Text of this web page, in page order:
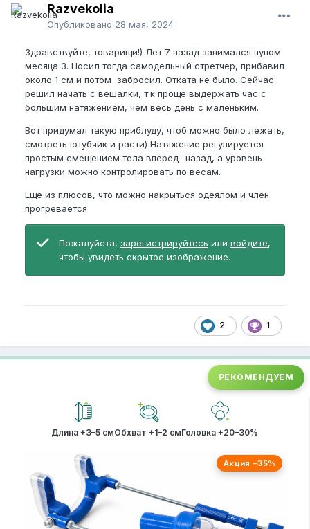
Razvekolia
Опубликовано 28 мая, 2024
Здравствуйте, товарищи!) Лет 7 назад занимался нупом
месяца 3. Носил тогда самодельный стретчер, прибавил
около 1 см и потом забросил. Отката не было. Сейчас
решил начать с вешалки, т.к проще выдержать час с
большим натяжением, чем весь день с маленьким.
Вот придумал такую приблуду, чтоб можно было лежать,
смотреть ютубчик и расти) Натяжение регулируется
простым смещением тела вперед- назад, а уровень
нагрузки можно контролировать по весам.
Ещё из плюсов, что можно накрыться одеялом и член
прогревается
Пожалуйста, зарегистрируйтесь или войдите,
чтобы увидеть скрытое изображение.
2 1
РЕКОМЕНДУЕМ
Длина +3–5 смОбхват +1–2 смГоловка +20–30%
Акция −35%